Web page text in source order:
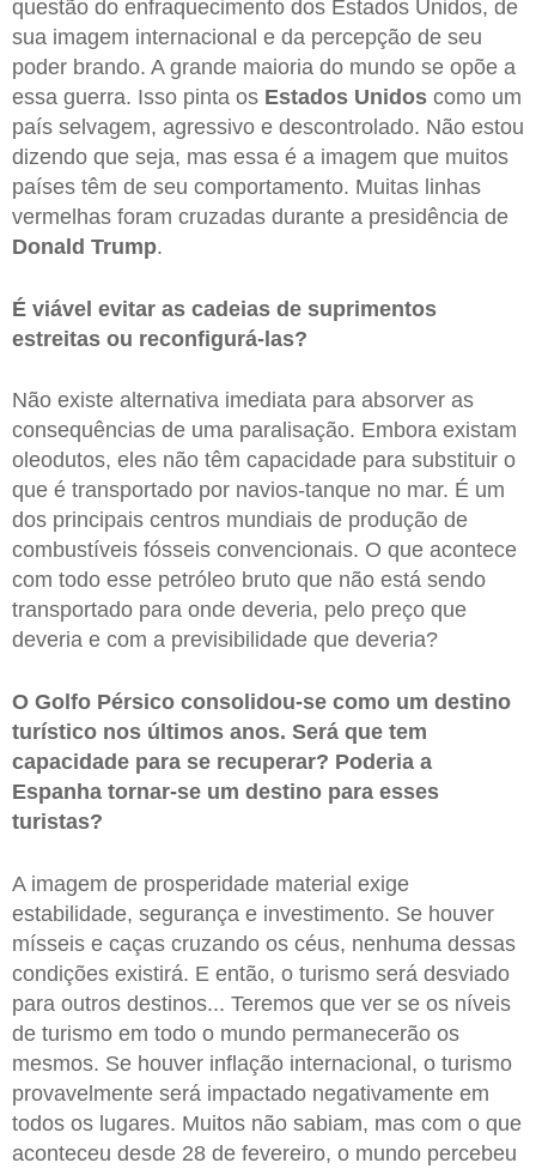
questão do enfraquecimento dos Estados Unidos, de
sua imagem internacional e da percepção de seu
poder brando. A grande maioria do mundo se opõe a
essa guerra. Isso pinta os Estados Unidos como um
país selvagem, agressivo e descontrolado. Não estou
dizendo que seja, mas essa é a imagem que muitos
países têm de seu comportamento. Muitas linhas
vermelhas foram cruzadas durante a presidência de
Donald Trump.
É viável evitar as cadeias de suprimentos
estreitas ou reconfigurá-las?
Não existe alternativa imediata para absorver as
consequências de uma paralisação. Embora existam
oleodutos, eles não têm capacidade para substituir o
que é transportado por navios-tanque no mar. É um
dos principais centros mundiais de produção de
combustíveis fósseis convencionais. O que acontece
com todo esse petróleo bruto que não está sendo
transportado para onde deveria, pelo preço que
deveria e com a previsibilidade que deveria?
O Golfo Pérsico consolidou-se como um destino
turístico nos últimos anos. Será que tem
capacidade para se recuperar? Poderia a
Espanha tornar-se um destino para esses
turistas?
A imagem de prosperidade material exige
estabilidade, segurança e investimento. Se houver
mísseis e caças cruzando os céus, nenhuma dessas
condições existirá. E então, o turismo será desviado
para outros destinos... Teremos que ver se os níveis
de turismo em todo o mundo permanecerão os
mesmos. Se houver inflação internacional, o turismo
provavelmente será impactado negativamente em
todos os lugares. Muitos não sabiam, mas com o que
aconteceu desde 28 de fevereiro, o mundo percebeu